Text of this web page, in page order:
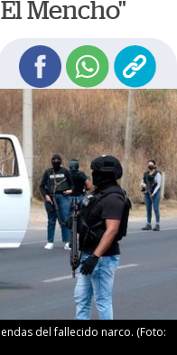
Mencho"
del fallecido narco. (Foto: